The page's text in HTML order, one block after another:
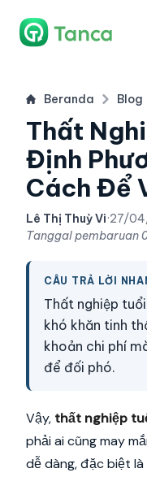
Beranda Blog
Thất
Định
Cách Để
Lê Thị Thuỳ Vi·27/
Tanggal pembaruan
CÂU TRẢ LỜI
Thất nghiệp
khó khăn tinh
khoản chi phí
để đối phó.
Vậy, thất nghiệp
phải ai cũng may
dễ dàng, đặc biệt